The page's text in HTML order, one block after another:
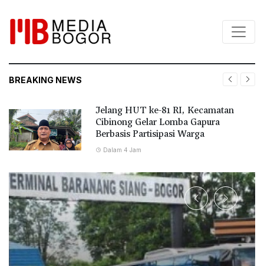
BREAKING NEWS
Jelang HUT ke-81 RI, Kecamatan
Cibinong Gelar Lomba Gapura
Berbasis Partisipasi Warga
Dalam 4 Jam